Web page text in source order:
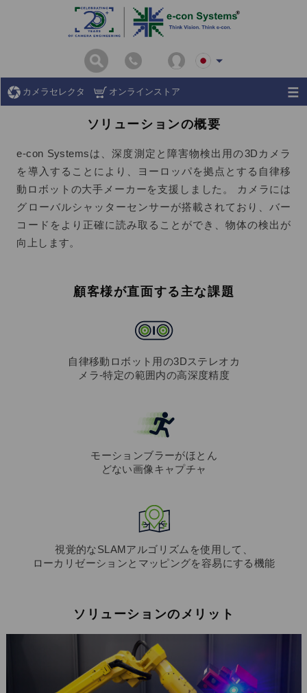
カメラセレクタ オンラインストア
ソリューションの概要
e-con Systemsは、深度測定と障害物検出用の3Dカメラ
を導入することにより、ヨーロッパを拠点とする自律移
動ロボットの大手メーカーを支援しました。 カメラには
グローバルシャッターセンサーが搭載されており、バー
コードをより正確に読み取ることができ、物体の検出が
向上します。
顧客様が直面する主な課題
自律移動ロボット用の3Dステレオカ
メラ-特定の範囲内の高深度精度
モーションブラーがほとん
どない画像キャプチャ
視覚的なSLAMアルゴリズムを使用して、
ローカリゼーションとマッピングを容易にする機能
ソリューションのメリット